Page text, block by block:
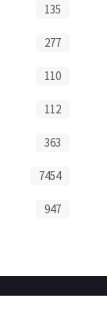
135
277
110
112
363
7454
947